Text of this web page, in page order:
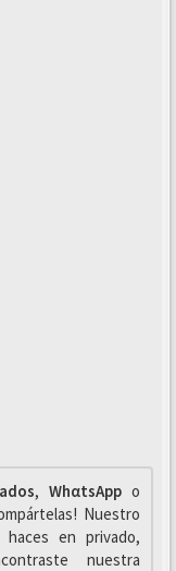
, WhαtsAppo
Nuestro
en privado,
nuestra